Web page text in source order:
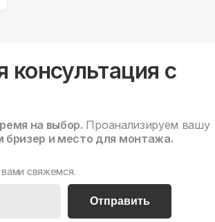
консультация с
на выбор. Проанализируем вашу
бризер и место для монтажа.
свяжемся.
Отправить